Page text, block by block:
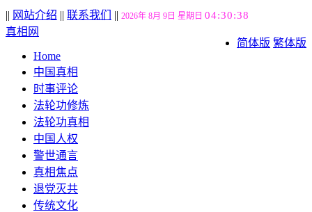
|| 网站介绍 || 联系我们 || 2026年 8月 9日 星期日 04:30:38
简体版 繁体版
真相网
Home
中国真相
时事评论
法轮功修炼
法轮功真相
中国人权
警世通言
真相焦点
退党灭共
传统文化